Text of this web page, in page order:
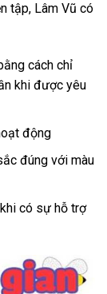
tập, Lâm Vũ có
cách chỉ
khi được yêu
động
đúng với màu
có sự hỗ trợ